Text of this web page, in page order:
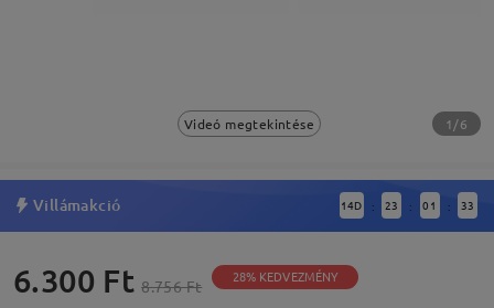
Videó megtekintése 1/6
Villámakció 14D : 23 : 01 : 32
6.300 Ft 8.756 Ft 28% KEDVEZMÉNY